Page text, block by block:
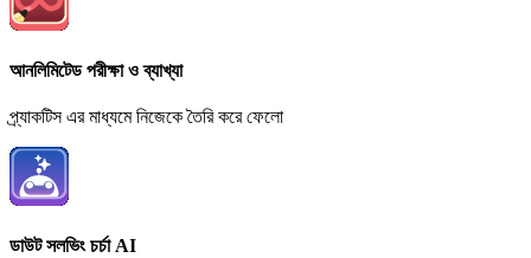
আনলিমিটেড পরীক্ষা ও ব্যাখ্যা
প্র্যাকটিস এর মাধ্যমে নিজেকে তৈরি করে ফেলো
ডাউট সলভিং চর্চা AI